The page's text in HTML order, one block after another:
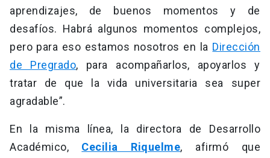
aprendizajes, de buenos momentos y de
desafíos. Habrá algunos momentos complejos,
pero para eso estamos nosotros en la Dirección
de Pregrado, para acompañarlos, apoyarlos y
tratar de que la vida universitaria sea super
agradable”.
En la misma línea, la directora de Desarrollo
Académico, Cecilia Riquelme, afirmó que